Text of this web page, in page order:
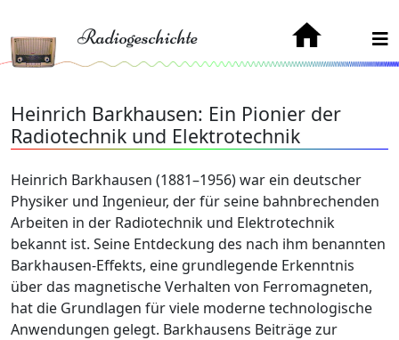
Radiogeschichte
Heinrich Barkhausen: Ein Pionier der
Radiotechnik und Elektrotechnik
Heinrich Barkhausen (1881–1956) war ein deutscher
Physiker und Ingenieur, der für seine bahnbrechenden
Arbeiten in der Radiotechnik und Elektrotechnik
bekannt ist. Seine Entdeckung des nach ihm benannten
Barkhausen-Effekts, eine grundlegende Erkenntnis
über das magnetische Verhalten von Ferromagneten,
hat die Grundlagen für viele moderne technologische
Anwendungen gelegt. Barkhausens Beiträge zur